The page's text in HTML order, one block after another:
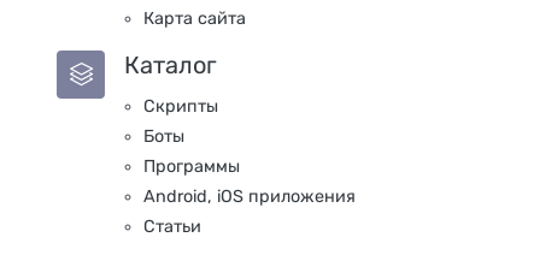
Карта сайта
Каталог
Скрипты
Боты
Программы
Android, iOS приложения
Статьи